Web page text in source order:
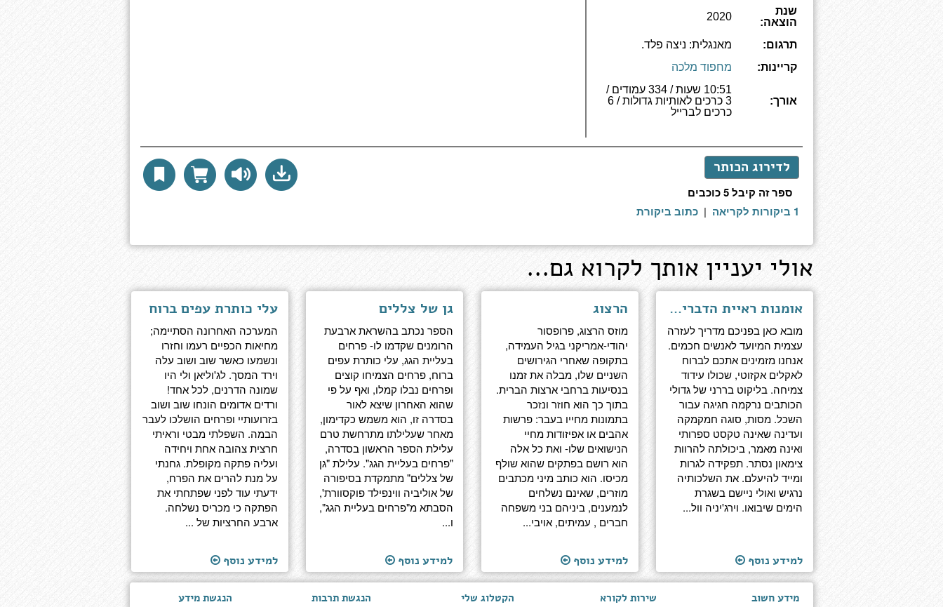
שנת
הוצאה:
2020
תרגום:
מאנגלית: ניצה פלד.
קריינות:
מחפוד מלכה
אורך:
10:51 שעות / 334 עמודים /
3 כרכים לאותיות גדולות / 6
כרכים לברייל
לדירוג הכותר
ספר זה קיבל 5 כוכבים
1 ביקורות לקריאה
| כתוב ביקורת
אולי יעניין אותך לקרוא גם...
אומנות ראיית הדברים - מסות עזרה עצמית עבור חכמים
מובא כאן בפניכם מדריך לעזרה
עצמית המיועד לאנשים חכמים.
אנחנו מזמינים אתכם לברוח
לאקלים אקזוטי, שכולו עידוד
צמיחה. בליקוט בררני של גדולי
הכותבים נרקמה חגיגה עבור
השכל. מסות, סוגה חמקמקה
ועדינה שאינה טקסט ספרותי
ואינה מאמר, ביכולתה להרוות
צימאון נסתר. תפקידה לגרות
ומייד להיעלם. את השלכותיה
נרגיש ואולי ניישם בשגרת
הימים שיבואו. וירג'יניה וול...
למידע נוסף
הרצוג
מוזס הרצוג, פרופסור
יהודי-אמריקני בגיל העמידה,
בתקופה שאחרי הגירושים
השניים שלו, מבלה את זמנו
בנסיעות ברחבי ארצות הברית.
בתוך כך הוא חוזר ונזכר
בתמונות מחייו בעבר: פרשות
אהבים או אפיזודות מחיי
הנישואים שלו- ואת כל אלה
הוא רושם בפתקים שהוא שולף
מכיסו. הוא כותב מיני מכתבים
מוזרים, שאינם נשלחים
לנמענים, ביניהם בני משפחה
חברים , עמיתים, אויבי...
למידע נוסף
גן של צללים
הספר נכתב בהשראת ארבעת
הרומנים שקדמו לו- פרחים
בעליית הגג, עלי כותרת עפים
ברוח, פרחים הצמיחו קוצים
ופרחים נבלו קמלו, ואף על פי
שהוא האחרון שיצא לאור
בסדרה זו, הוא משמש כקדימון,
מאחר שעלילתו מתרחשת טרם
עלילת הספר הראשון בסדרה,
"פרחים בעליית הגג". עלילת "גן
של צללים" מתמקדת בסיפורה
של אוליביה ווינפילד פוקסוורת',
הסבתא מ"פרחים בעליית הגג",
ו...
למידע נוסף
עלי כותרת עפים ברוח
המערכה האחרונה הסתיימה;
מחיאות הכפיים רעמו וחזרו
ונשמעו כאשר שוב ושוב עלה
וירד המסך. לג'וליאן ולי היו
שמונה הדרנים, לכל אחד!
ורדים אדומים הונחו שוב ושוב
בזרועותיי ופרחים הושלכו לעבר
הבמה. השפלתי מבטי וראיתי
חרצית צהובה אחת ויחידה
ועליה פתקה מקופלת. גחנתי
על מנת להרים את הפרח,
ידעתי עוד לפני שפתחתי את
הפתקה כי מכריס נשלחה.
ארבע החרציות של ...
למידע נוסף
מידע חשוב שירות לקורא הקטלוג שלי הנגשת תרבות הנגשת מידע